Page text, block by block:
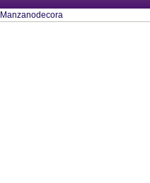
Manzanodecora